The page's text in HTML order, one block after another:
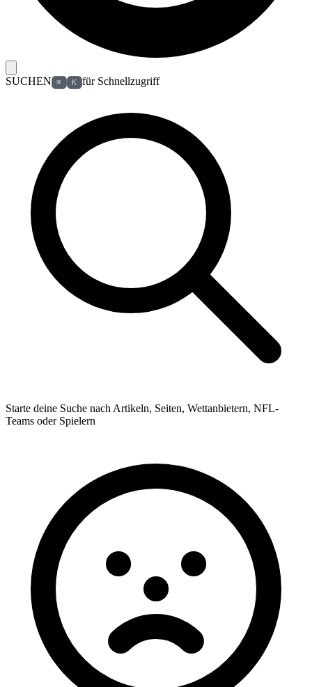
SUCHEN ⌘ K für Schnellzugriff
Starte deine Suche nach Artikeln, Seiten, Wettanbietern, NFL-
Teams oder Spielern